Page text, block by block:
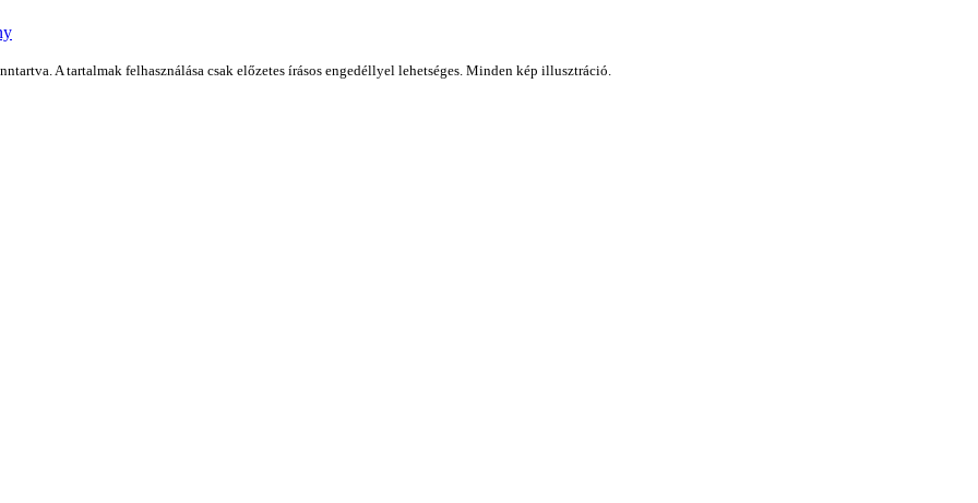
A tartalmak felhasználása csak előzetes írásos engedéllyel lehetséges. Minden kép illusztráció.